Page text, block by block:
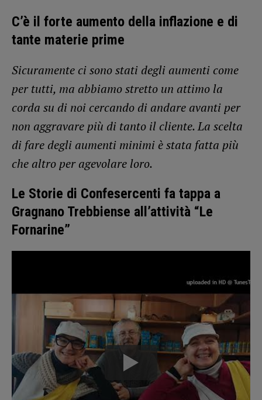
C’è il forte aumento della inflazione e di
tante materie prime
Sicuramente ci sono stati degli aumenti come
per tutti, ma abbiamo stretto un attimo la
corda su di noi cercando di andare avanti per
non aggravare più di tanto il cliente. La scelta
di fare degli aumenti minimi è stata fatta più
che altro per agevolare loro.
Le Storie di Confesercenti fa tappa a
Gragnano Trebbiense all’attività “Le
Fornarine”